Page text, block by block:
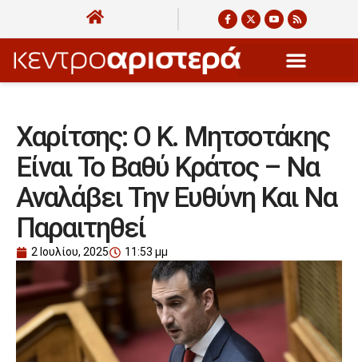
Χαρίτσης: Ο Κ. Μητσοτάκης
Είναι Το Βαθύ Κράτος – Να
Αναλάβει Την Ευθύνη Και Να
Παραιτηθεί
2 Ιουλίου, 2025 11:53 μμ